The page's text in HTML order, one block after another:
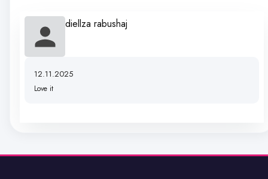
diellza rabushaj
12.11.2025
Love it